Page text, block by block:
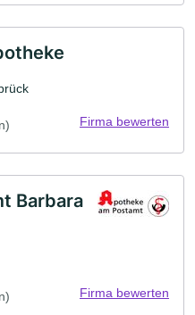
Firma bewerten
Barbara
Firma bewerten